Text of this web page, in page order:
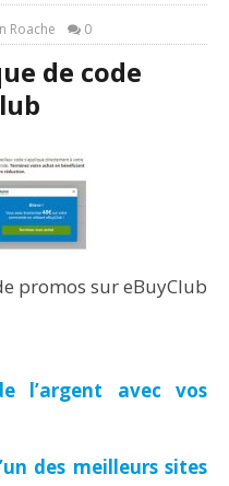
Roache 0
de code
promos sur eBuyClub
l’argent avec vos
des meilleurs sites